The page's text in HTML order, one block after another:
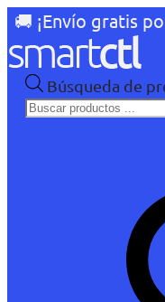
🚚 ¡Envío gratis
Búsqueda de